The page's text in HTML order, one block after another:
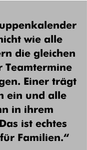
wie alle
die gleichen
Teamtermine
Einer trägt
ein und alle
in ihrem
ist echtes
Familien.“